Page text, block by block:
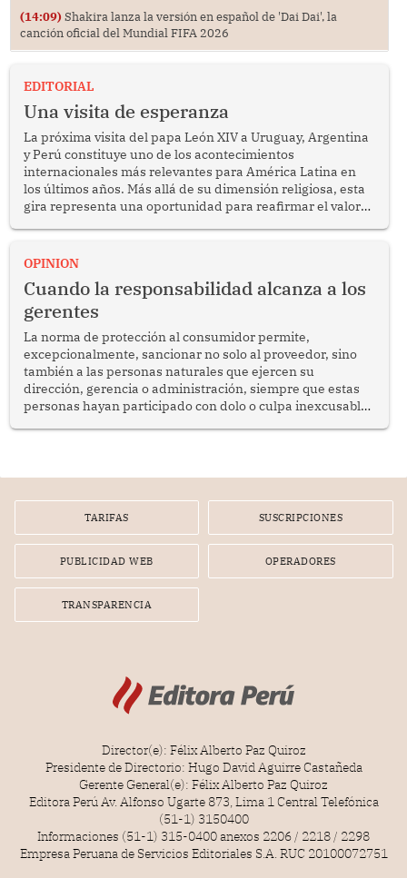
(14:09) Shakira lanza la versión en español de 'Dai Dai', la
canción oficial del Mundial FIFA 2026
EDITORIAL
Una visita de esperanza
La próxima visita del papa León XIV a Uruguay, Argentina
y Perú constituye uno de los acontecimientos
internacionales más relevantes para América Latina en
los últimos años. Más allá de su dimensión religiosa, esta
gira representa una oportunidad para reafirmar el valor
enfrenta desafíos en materia de desarrollo, cohesión
OPINION
Cuando la responsabilidad alcanza a los
gerentes
La norma de protección al consumidor permite,
excepcionalmente, sancionar no solo al proveedor, sino
también a las personas naturales que ejercen su
dirección, gerencia o administración, siempre que estas
personas hayan participado con dolo o culpa inexcusable
por la frustrada realización de un meet and greet con
TARIFAS SUSCRIPCIONES
PUBLICIDAD WEB OPERADORES
TRANSPARENCIA
Director(e): Félix Alberto Paz Quiroz
Presidente de Directorio: Hugo David Aguirre Castañeda
Gerente General(e): Félix Alberto Paz Quiroz
Editora Perú Av. Alfonso Ugarte 873, Lima 1 Central Telefónica
(51-1) 3150400
Informaciones (51-1) 315-0400 anexos 2206 / 2218 / 2298
Empresa Peruana de Servicios Editoriales S.A. RUC 20100072751